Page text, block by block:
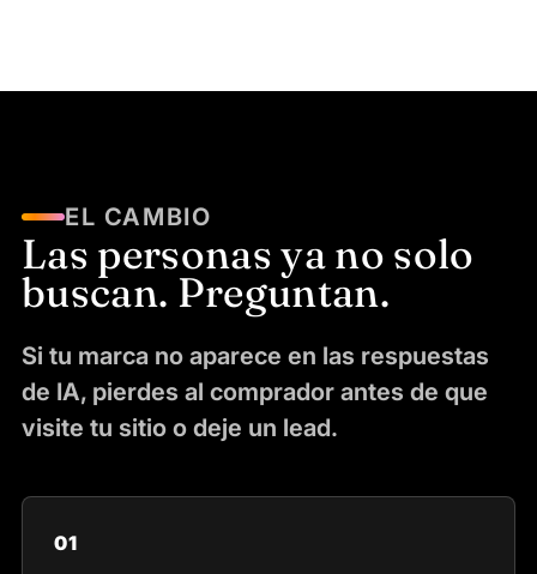
EL CAMBIO
Las personas ya no solo
buscan. Preguntan.
Si tu marca no aparece en las respuestas
de IA, pierdes al comprador antes de que
visite tu sitio o deje un lead.
01